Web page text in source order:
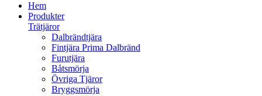
Hem
Produkter
Trätjäror
Dalbrändtjära
Fintjära Prima Dalbränd
Furutjära
Båtsmörja
Övriga Tjäror
Bryggsmörja